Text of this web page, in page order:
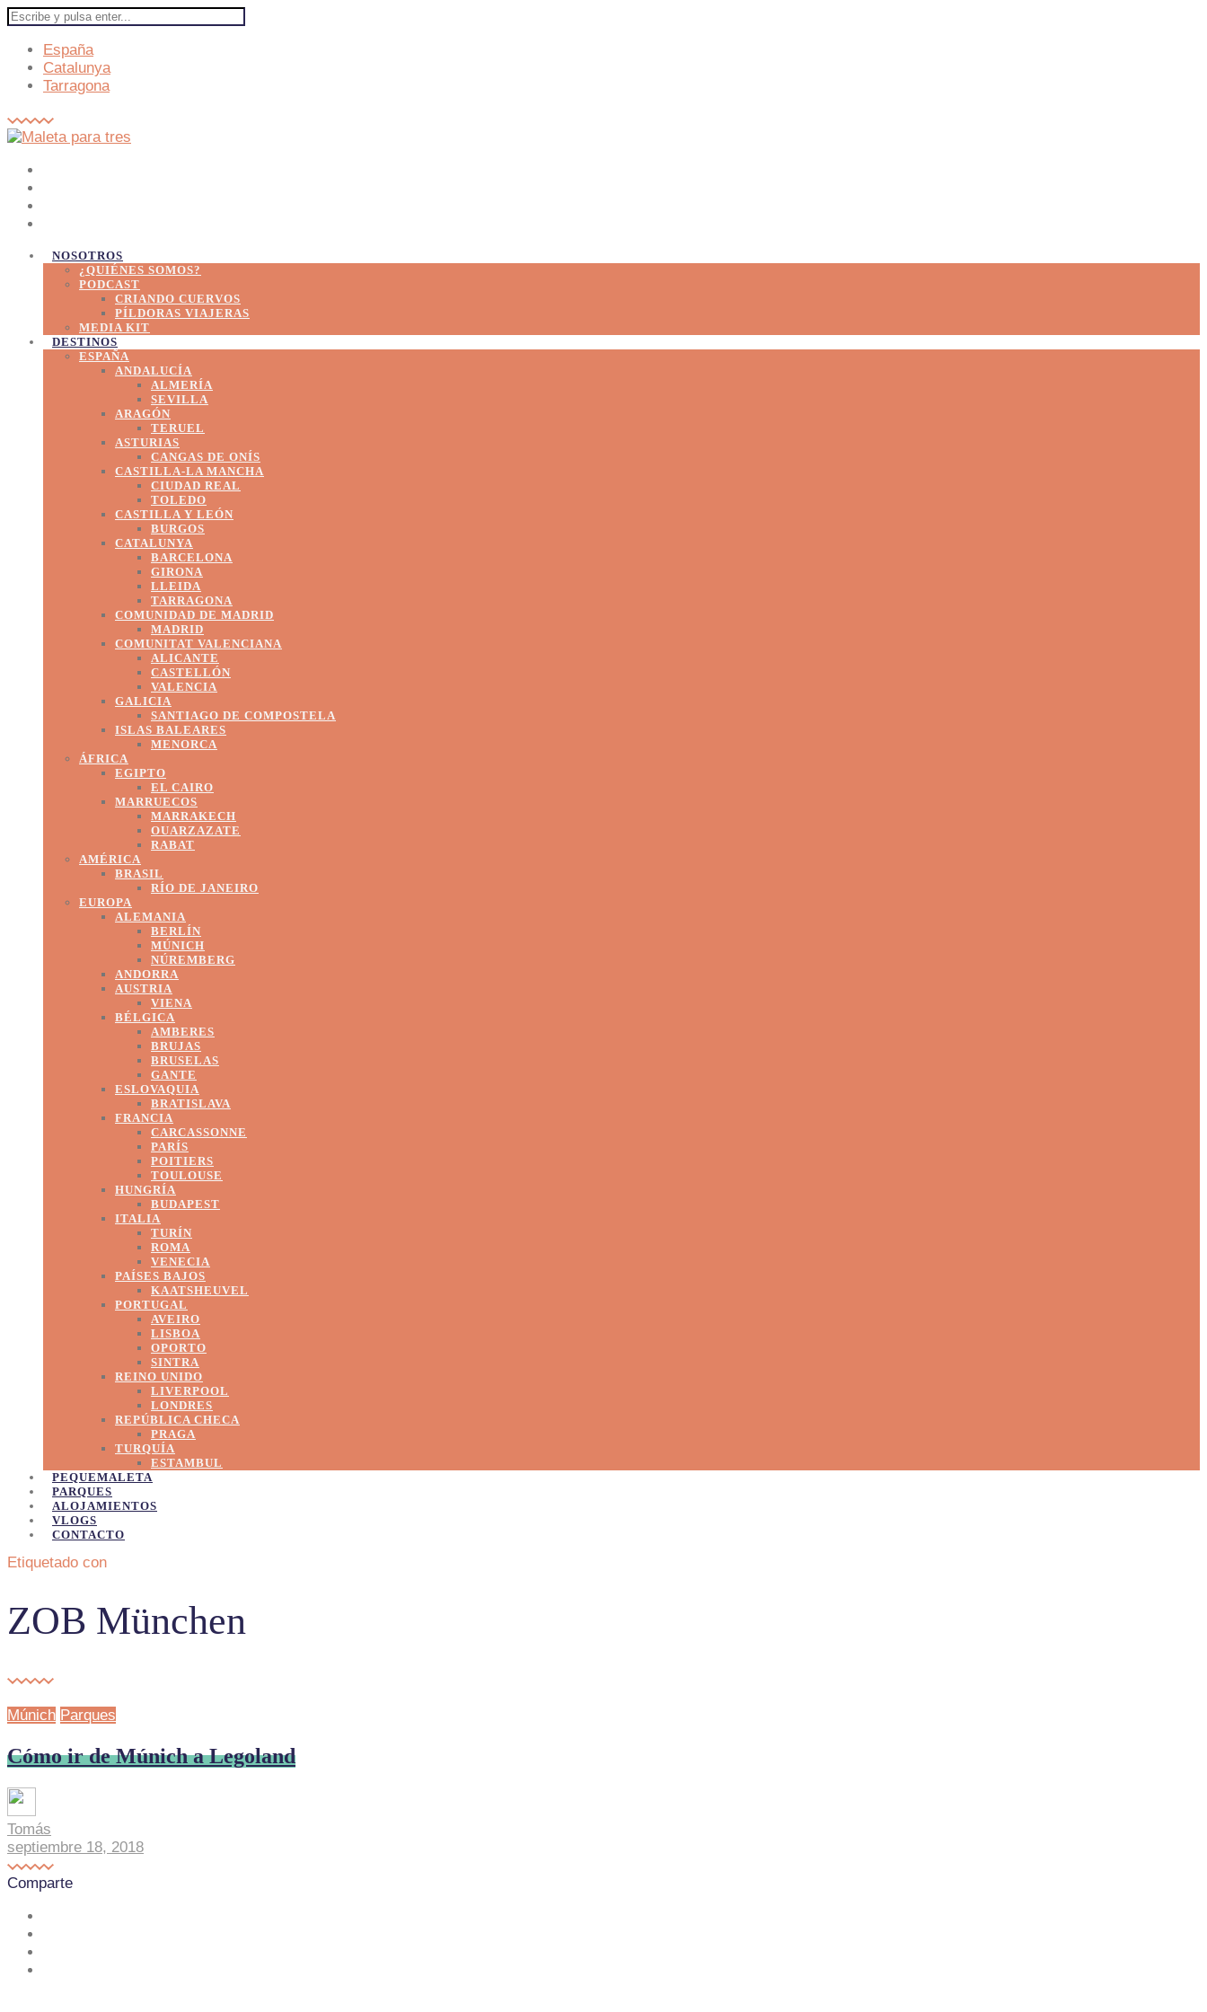
España
Catalunya
Tarragona
NOSOTROS
¿QUIÉNES SOMOS?
PODCAST
CRIANDO CUERVOS
PÍLDORAS VIAJERAS
MEDIA KIT
DESTINOS
ESPAÑA
ANDALUCÍA
ALMERÍA
SEVILLA
ARAGÓN
TERUEL
ASTURIAS
CANGAS DE ONÍS
CASTILLA-LA MANCHA
CIUDAD REAL
TOLEDO
CASTILLA Y LEÓN
BURGOS
CATALUNYA
BARCELONA
GIRONA
LLEIDA
TARRAGONA
COMUNIDAD DE MADRID
MADRID
COMUNITAT VALENCIANA
ALICANTE
CASTELLÓN
VALENCIA
GALICIA
SANTIAGO DE COMPOSTELA
ISLAS BALEARES
MENORCA
ÁFRICA
EGIPTO
EL CAIRO
MARRUECOS
MARRAKECH
OUARZAZATE
RABAT
AMÉRICA
BRASIL
RÍO DE JANEIRO
EUROPA
ALEMANIA
BERLÍN
MÚNICH
NÚREMBERG
ANDORRA
AUSTRIA
VIENA
BÉLGICA
AMBERES
BRUJAS
BRUSELAS
GANTE
ESLOVAQUIA
BRATISLAVA
FRANCIA
CARCASSONNE
PARÍS
POITIERS
TOULOUSE
HUNGRÍA
BUDAPEST
ITALIA
TURÍN
ROMA
VENECIA
PAÍSES BAJOS
KAATSHEUVEL
PORTUGAL
AVEIRO
LISBOA
OPORTO
SINTRA
REINO UNIDO
LIVERPOOL
LONDRES
REPÚBLICA CHECA
PRAGA
TURQUÍA
ESTAMBUL
PEQUEMALETA
PARQUES
ALOJAMIENTOS
VLOGS
CONTACTO
Etiquetado con
ZOB München
Múnich Parques
Cómo ir de Múnich a Legoland
Tomás
septiembre 18, 2018
Comparte